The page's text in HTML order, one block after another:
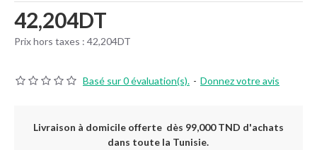
Basé sur 0 évaluation(s). - Donnez votre avis
42,204DT
Prix hors taxes : 42,204DT
Livraison à domicile offerte dès 99,000 TND d'achats
dans toute la Tunisie.